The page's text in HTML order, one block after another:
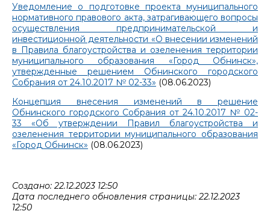
Уведомление о подготовке проекта муниципального
нормативного правового акта, затрагивающего вопросы
осуществления предпринимательской и
инвестиционной деятельности «О внесении изменений
в Правила благоустройства и озеленения территории
муниципального образования «Город Обнинск»,
утвержденные решением Обнинского городского
Собрания от 24.10.2017 № 02-33» (08.06.2023)
Концепция внесения изменений в решение
Обнинского городского Собрания от 24.10.2017 № 02-
33 «Об утверждении Правил благоустройства и
озеленения территории муниципального образования
«Город Обнинск» (08.06.2023)
Создано: 22.12.2023 12:50
Дата последнего обновления страницы: 22.12.2023
12:50